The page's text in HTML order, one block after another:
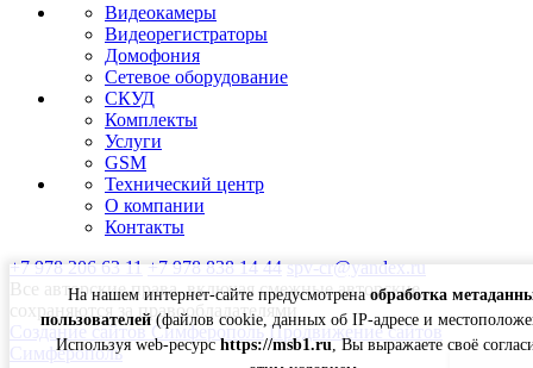
На нашем интернет-сайте предусмотрена обработка
пользователей (файлов cookie, данных об IP-адресе и
Используя web-ресурсhttps://msb1.ru, Вы выражаете своё
Видеокамеры
Видеорегистраторы
Домофония
Сетевое оборудование
СКУД
Комплекты
Услуги
GSM
Технический центр
О компании
Контакты
+7 978 206 63 11
+7 978 838 14 44 spv-cr@yandex.ru
Все авторские права, включая смежные авторские,
сохраняются за правообладателями
Создание сайтов Симферополь Продвижение сайтов
Симферополь